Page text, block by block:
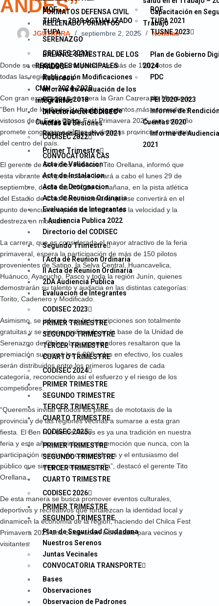
Capacitación en
Trabajo
MOF
ROF
TUPA – 2019 ACTUALIZADO
TUPA 2021
TUPA
TUSNE 2023
BALANCE SEMESTRAL DE LOS
REGIDORES MUNICIPALES
Plan de Gobierno
2024
Publicación Modificaciones
CMN – 2024-2025
PDC
PEI 2015-2018
PEI 2020-2023
Informe de Rendicion de
Cuentas 2019
Informe de
Cuentas 2020
Resumen Ejecutivo 2021
Informe de
2021
CONVOCATORIA CAS
FORMATOS DEFENSA CIVIL
RELLENADO FORMATOS
SERENAZGO
CODISEC 2021
PADSC
Acuerdos
Informe de evaluación de los
integrantes
Directorio del CODISEC
Actas de Sesiones
CODISEC 2022
Primer Trimestre
Acta de Validacion
Acta de Instalacion
Acta de Designacion
Acta de Reunion Ordinaria
Evaluación de Integrantes
1 Audiencia Publica 2022
Directorio del CODISEC
Segundo Trimestre
I Acta de Reunion Ordinaria
II Acta de Reunion Ordinaria
2DA Audiencia Publica
Evaluacion de Integrantes
CODISEC 2023
PRIMER TRIMESTRE
SEGUNDO TRIMESTRE
TERCER TRIMESTRE
CUARTO TRIMESTRE
CODISEC 2024
PRIMER TRIMESTRE
SEGUNDO TRIMESTRE
TERCER TRIMESTRE
CUARTO TRIMESTRE
CODISEC 2025
PRIMER TRIMESTRE
SEGUNDO TRIMESTRE
TERCER TRIMESTRE
CUARTO TRIMESTRE
CODISEC 2026
PRIMER TRIMESTRE
SEGUNDO TRIMESTRE
Plan de Seguridad Ciudadana
Nuestros Serenos
Juntas Vecinales
CONVOCATORIA TRANSPORTE
Bases
Observaciones
Observacion de Padrones
ANDES”
JGUTARRA septiembre 2, 2025 Noticias
Donde se espera la participación de más de 150 pilotos de
todas las regiones
Con gran expectativa se espera la Gran Carrera de Mototaxis
“Ben Hur de los Andes”, uno de los eventos más esperados y
vistosos de la Feria Chilca Fest Primavera 2025, que este año
promete congregar a pilotos de distintas provincias y regiones
del centro del país.
El gerente de Servicios Públicos, Tito Orellana, informó que
esta vibrante competencia se llevará a cabo el lunes 29 de
septiembre, desde las 8:00 de la mañana, en la pista atlética
del Estadio de Coto Coto, escenario que se convertirá en el
punto de encuentro para los amantes de la velocidad y la
destreza en mototaxis.
La carrera, que es considerada el mayor atractivo de la feria
primaveral, espera la participación de más de 150 pilotos
provenientes de Satipo, la Selva Central, Huancavelica,
Huánuco, Ayacucho, Pasco y toda la región Junín, quienes
demostrarán su talento y audacia en las distintas categorías:
Torito, Cadenero y Modificado.
Asimismo, se informó que las inscripciones son totalmente
gratuitas y se vienen realizando en la base de la Unidad de
Serenazgo de Chilca. Los organizadores resaltaron que la
premiación superará los 6,000 soles en efectivo, los cuales
serán distribuidos entre los primeros lugares de cada
categoría, reconociendo así el esfuerzo y el riesgo de los
competidores.
“Queremos invitar a todos los pilotos de mototaxis de la
provincia y de las regiones vecinas a sumarse a esta gran
fiesta. El Ben Hur de los Andes es ya una tradición en nuestra
feria y este año se vivirá con más emoción que nunca, con la
participación masiva de competidores y el entusiasmo del
público que siempre nos acompaña”, destacó el gerente Tito
Orellana.
De esta manera se busca promover eventos culturales,
deportivos y recreativos que fortalezcan la identidad local y
dinamicen la economía de la región, haciendo del Chilca Fest
Primavera 2025 una celebración inolvidable para vecinos y
visitantes.